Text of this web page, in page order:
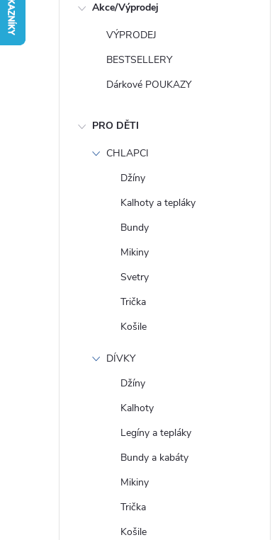
Akce/Výprodej
VÝPRODEJ
BESTSELLERY
Dárkové POUKAZY
PRO DĚTI
CHLAPCI
Džíny
Kalhoty a tepláky
Bundy
Mikiny
Svetry
Trička
Košile
DÍVKY
Džíny
Kalhoty
Legíny a tepláky
Bundy a kabáty
Mikiny
Trička
Košile